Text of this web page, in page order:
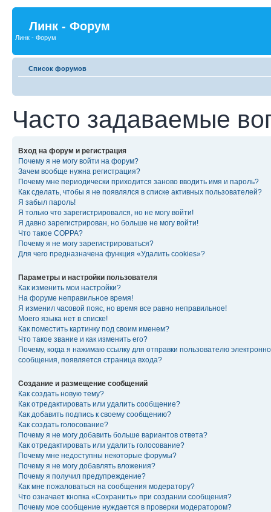
Линк - Форум
Линк - Форум
Список форумов
Часто задаваемые
Вход на форум и регистрация
Почему я не могу войти на форум?
Зачем вообще нужна регистрация?
Почему мне периодически приходится заново вводить имя и пароль?
Как сделать, чтобы я не появлялся в списке активных пользователей?
Я забыл пароль!
Я только что зарегистрировался, но не могу войти!
Я давно зарегистрирован, но больше не могу войти!
Что такое COPPA?
Почему я не могу зарегистрироваться?
Для чего предназначена функция «Удалить cookies»?
Параметры и настройки пользователя
Как изменить мои настройки?
На форуме неправильное время!
Я изменил часовой пояс, но время все равно неправильное!
Моего языка нет в списке!
Как поместить картинку под своим именем?
Что такое звание и как изменить его?
Почему, когда я нажимаю ссылку для отправки пользователю
сообщения, появляется страница входа?
Создание и размещение сообщений
Как создать новую тему?
Как отредактировать или удалить сообщение?
Как добавить подпись к своему сообщению?
Как создать голосование?
Почему я не могу добавить больше вариантов ответа?
Как отредактировать или удалить голосование?
Почему мне недоступны некоторые форумы?
Почему я не могу добавлять вложения?
Почему я получил предупреждение?
Как мне пожаловаться на сообщения модератору?
Что означает кнопка «Сохранить» при создании сообщения?
Почему мое сообщение нуждается в проверки модератором?